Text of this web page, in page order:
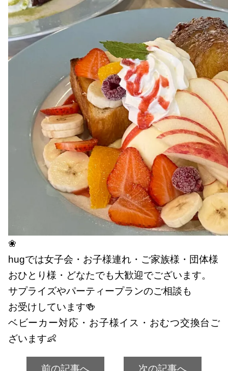
❀
hugでは女子会・お子様連れ・ご家族様・団体様
おひとり様・どなたでも大歓迎でございます。
サプライズやパーティープランのご相談も
お受けしています🍻
ベビーカー対応・お子様イス・おむつ交換台ご
ざいます👶
前の記事へ 次の記事へ